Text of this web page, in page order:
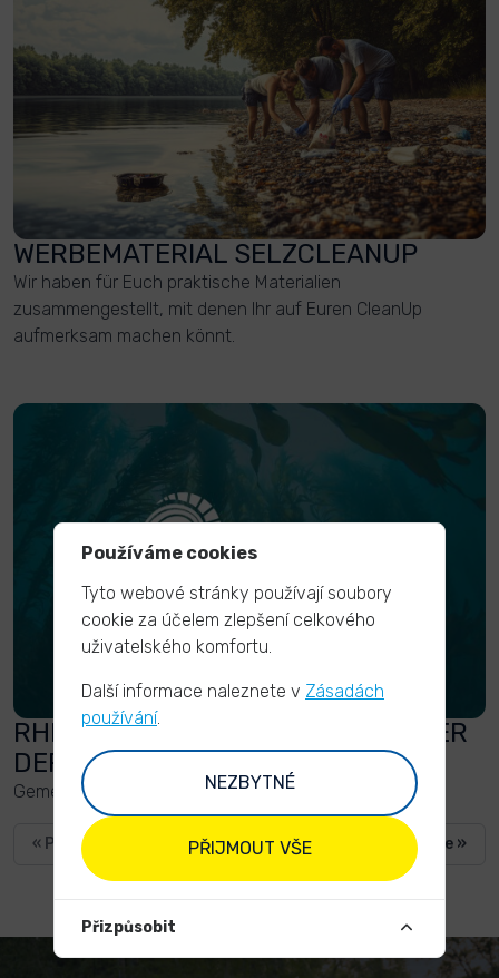
WERBEMATERIAL SELZCLEANUP
Wir haben für Euch praktische Materialien
zusammengestellt, mit denen Ihr auf Euren CleanUp
aufmerksam machen könnt.
RHINECLEANUP IST JETZT PARTNER
DER OCEAN DEKADE
Gemeinsam mit der UN-Ocean Dekade
« Previous Next page »
Používáme cookies
Tyto webové stránky používají soubory
cookie za účelem zlepšení celkového
uživatelského komfortu.
Další informace naleznete v Zásadách
používání.
NEZBYTNÉ
PŘIJMOUT VŠE
Přizpůsobit